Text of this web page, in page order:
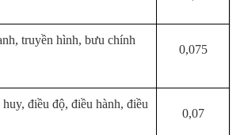
truyền hình, bưu chính
0,075
điều độ, điều hành, điều
0,07